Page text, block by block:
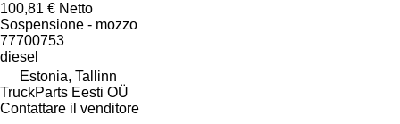
100,81 € Netto
Sospensione - mozzo
77700753
diesel
Estonia, Tallinn
TruckParts Eesti OÜ
Contattare il venditore